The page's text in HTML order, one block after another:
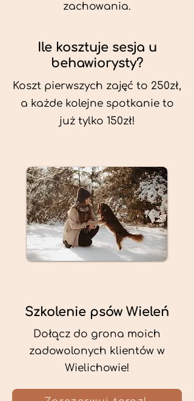
zachowania.
Ile kosztuje sesja u
behawiorysty?
Koszt pierwszych zajęć to 250zł,
a każde kolejne spotkanie to
już tylko 150zł!
Szkolenie psów Wieleń
Dołącz do grona moich
zadowolonych klientów w
Wielichowie!